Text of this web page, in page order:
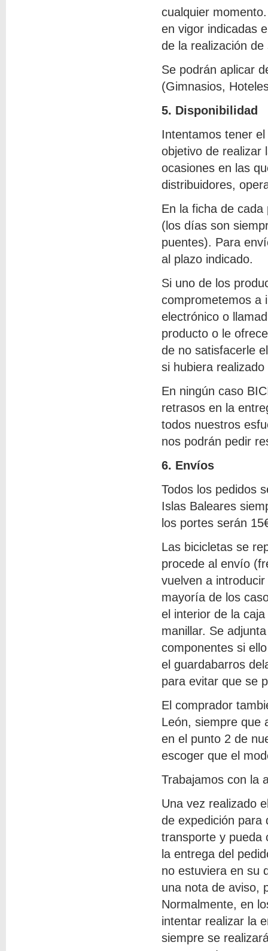
cualquier
en vigor indicadas
de la realización de
Se podrán aplicar
(Gimnasios,
5. Disponibilidad
Intentamos tener
objetivo de realizar
ocasiones en las
distribuidores,
En la ficha de
(los días son
puentes). Para
al plazo indicado.
Si uno de los
comprometemos a
electrónico o
producto o le
de no satisfacerle
si hubiera
En ningún caso
retrasos en la
todos nuestros
nos podrán pedir
6. Envíos
Todos los pedidos
Islas Baleares
los portes serán
Las bicicletas se
procede al envío
vuelven a
mayoría de los
el interior de la
manillar. Se
componentes si
el guardabarros
para evitar que se
El comprador
León, siempre que
en el punto 2 de
escoger que el
Trabajamos con la
Una vez realizado
de expedición para
transporte y pueda
la entrega del
no estuviera en su
una nota de aviso,
Normalmente, en
intentar realizar la
siempre se